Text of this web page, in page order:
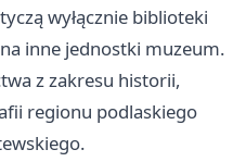
wyłącznie biblioteki
inne jednostki muzeum.
z zakresu historii,
regionu podlaskiego